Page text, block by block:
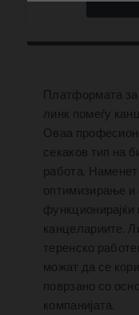
Платформата за
линк помеѓу
Оваа
секаков тип на
работа.
оптимизирање
канцелариите.
теренско
можат да се
поврзано со
компанијата.